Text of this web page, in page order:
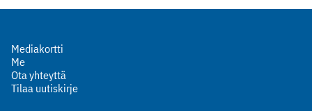
Mediakortti
Me
Ota yhteyttä
Tilaa uutiskirje